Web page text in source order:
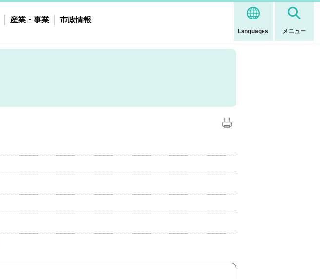
Languages メニュー
産業・事業 市政情報